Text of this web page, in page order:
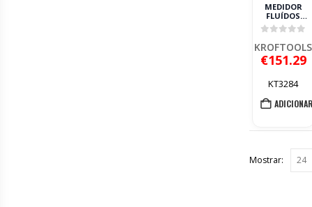
MEDIDOR
FLUÍDOS
DIGITAL
ADBLUE
KROFTOOLS
KROFTOOLS
€151.29
KT3284
ADICIONAR
Mostrar: